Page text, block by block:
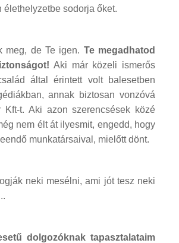
élethelyzetbe sodorja őket.
meg, de Te igen. Te megadhatod
Aki már közeli ismerős
által érintett volt balesetben
annak biztosan vonzóvá
Kft-t. Aki azon szerencsések közé
nem élt át ilyesmit, engedd, hogy
munkatársaival, mielőtt dönt.
neki mesélni, ami jót tesz neki
dolgozóknak tapasztalataim